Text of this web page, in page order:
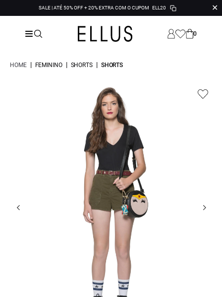
SALE | ATÉ 50% OFF + 20% EXTRA COM O CUPOM ELL20 ✕
0
HOME | FEMININO | SHORTS | SHORTS